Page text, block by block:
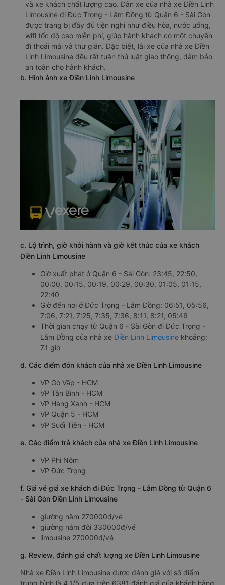
khách từ Quận 6 - Sài Gòn đi Đức Trọng - Lâm Đồng.
Nhà xe được nhiều khách hàng tin tưởng lựa chọn bởi đội
ngũ nhân viên tư vấn nhiệt tình, tài xế giàu kinh nghiệm
và xe khách chất lượng cao. Dàn xe của nhà xe Điền Linh
Limousine đi Đức Trọng - Lâm Đồng từ Quận 6 - Sài Gòn
được trang bị đầy đủ tiện nghi như điều hòa, nước uống,
wifi tốc độ cao miễn phí, giúp hành khách có một chuyến
đi thoải mái và thư giãn. Đặc biệt, lái xe của nhà xe Điền
an toàn cho hành khách.
b. Hình ảnh xe Điền Linh Limousine
c. Lộ trình, giờ khởi hành và giờ kết thúc của xe khách
Điền Linh Limousine
Giờ xuất phát ở Quận 6 - Sài Gòn: 23:45, 22:50,
00:00, 00:15, 00:19, 00:29, 00:30, 01:05, 01:15,
22:40
Giờ đến nơi ở Đức Trọng - Lâm Đồng: 06:51, 05:56,
7:06, 7:21, 7:25, 7:35, 7:36, 8:11, 8:21, 05:46
Thời gian chạy từ Quận 6 - Sài Gòn đi Đức Trọng -
7.1 giờ
d. Các điểm đón khách của nhà xe Điền Linh Limousine
VP Gò Vấp - HCM
VP Tân Bình - HCM
VP Hàng Xanh - HCM
VP Suối Tiên - HCM
VP Phi Nôm
f. Giá vé giá xe khách đi Đức Trọng - Lâm Đồng từ Quận 6
- Sài Gòn Điền Linh Limousine
giường nằm 270000đ/vé
limousine 270000đ/vé